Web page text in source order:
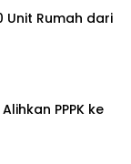
Unit Rumah dari
PPPK ke